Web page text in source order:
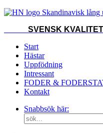
SVENSK
Start
Hästar
Uppfödning
Intressant
FODER &
Kontakt
Snabbsök här: